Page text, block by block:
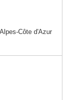
Côte d'Azur